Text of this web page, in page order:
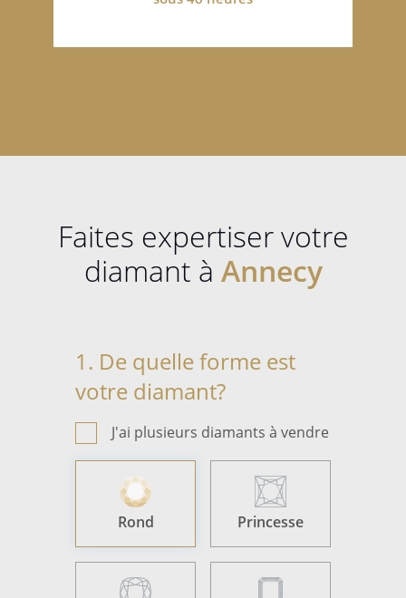
Faites expertiser votre
diamant à Annecy
1. De quelle forme est
votre diamant?
J'ai plusieurs diamants à vendre
Rond Princesse